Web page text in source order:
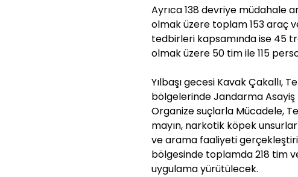
Ayrıca 138 devriye müdahale
olmak üzere toplam 153 araç
tedbirleri kapsamında ise 45
olmak üzere 50 tim ile 115
Yılbaşı gecesi Kavak Çakallı,
bölgelerinde Jandarma Asayiş
Organize suçlarla Mücadele,
mayın, narkotik köpek
ve arama faaliyeti
bölgesinde toplamda 218 tim
uygulama yürütülecek.